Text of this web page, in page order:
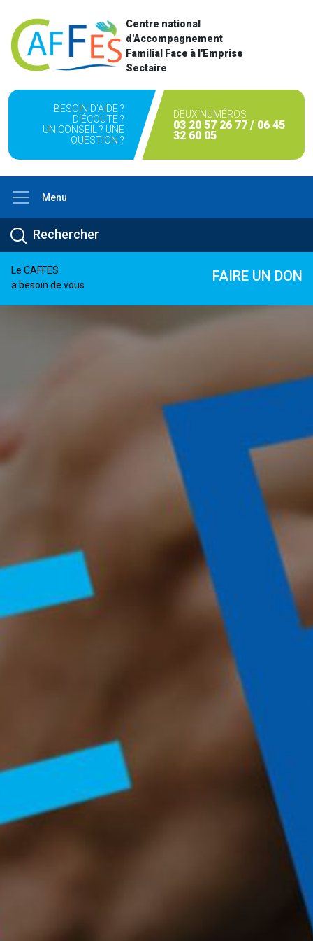
Centre national
d'Accompagnement
Familial Face à l'Emprise
Sectaire
BESOIN D'AIDE ?
D'ÉCOUTE ?
UN CONSEIL ? UNE
QUESTION ?
DEUX NUMÉROS
03 20 57 26 77 / 06 45
32 60 05
Menu
Le CAFFES
a besoin de vous
FAIRE UN DON